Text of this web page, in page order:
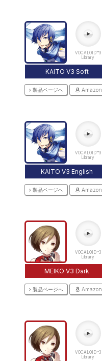
VOCALOID™3
Library
KAITO V3 Soft
製品ページへ Amazon
VOCALOID™3
Library
KAITO V3 English
製品ページへ Amazon
VOCALOID™3
Library
MEIKO V3 Dark
製品ページへ Amazon
VOCALOID™3
Library